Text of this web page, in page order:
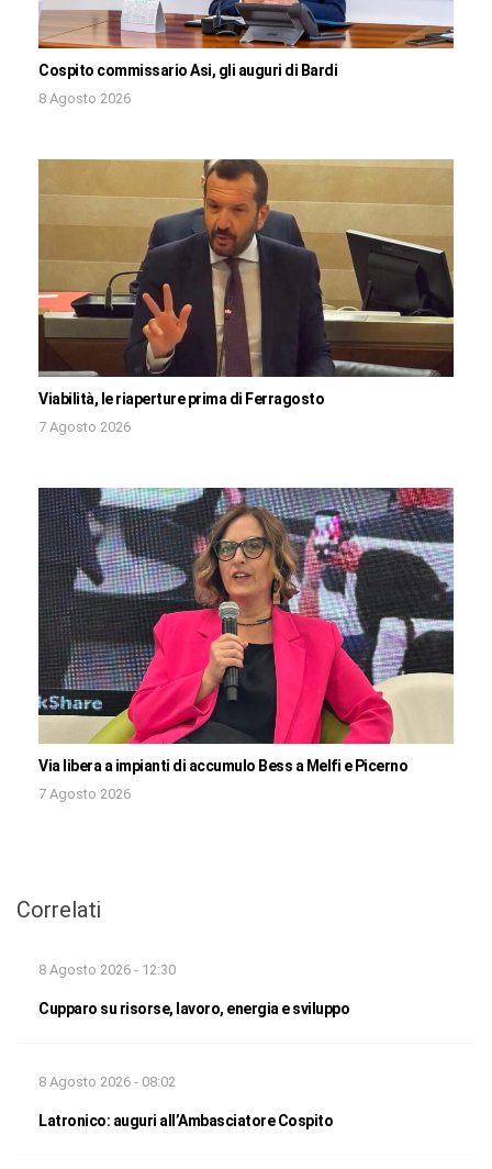
Cospito commissario Asi, gli auguri di Bardi
8 Agosto 2026
Viabilità, le riaperture prima di Ferragosto
7 Agosto 2026
Via libera a impianti di accumulo Bess a Melfi e Picerno
7 Agosto 2026
Correlati
8 Agosto 2026 - 12:30
Cupparo su risorse, lavoro, energia e sviluppo
8 Agosto 2026 - 08:02
Latronico: auguri all’Ambasciatore Cospito